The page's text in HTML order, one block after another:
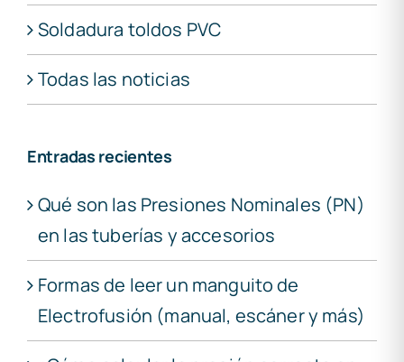
Soldadura toldos PVC
Todas las noticias
Entradas recientes
Qué son las Presiones Nominales (PN)
en las tuberías y accesorios
Formas de leer un manguito de
Electrofusión (manual, escáner y más)